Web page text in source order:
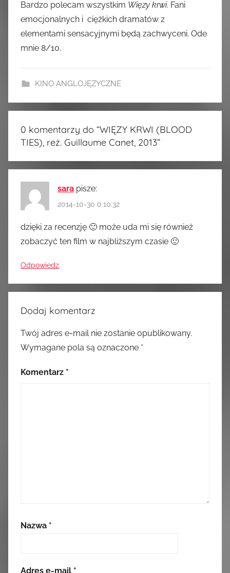
Bardzo polecam wszystkim Więzy krwi. Fani
emocjonalnych i ciężkich dramatów z
elementami sensacyjnymi będą zachwyceni. Ode
mnie 8/10.
KINO ANGLOJĘZYCZNE
0 komentarzy do “WIĘZY KRWI (BLOOD
TIES), reż. Guillaume Canet, 2013”
sara pisze:
2014-10-30 o 10:32
dzięki za recenzję 🙂 może uda mi się również
zobaczyć ten film w najbliższym czasie 🙂
Odpowiedz
Dodaj komentarz
Twój adres e-mail nie zostanie opublikowany.
Wymagane pola są oznaczone *
Komentarz *
Nazwa *
Adres e-mail *